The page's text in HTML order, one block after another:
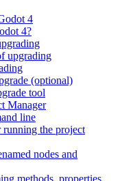
4
4?
upgrading
(optional)
tool
Manager
line
the project
nodes and
methods, properties,